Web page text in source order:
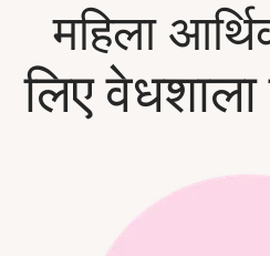
महिला
लिए